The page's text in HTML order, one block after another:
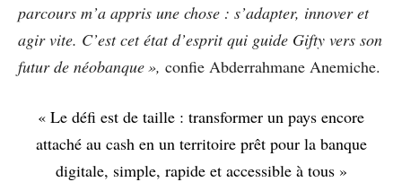
parcours m’a appris une chose : s’adapter, innover et
agir vite. C’est cet état d’esprit qui guide Gifty vers son
futur de néobanque », confie Abderrahmane Anemiche.
« Le défi est de taille : transformer un pays encore
attaché au cash en un territoire prêt pour la banque
digitale, simple, rapide et accessible à tous »